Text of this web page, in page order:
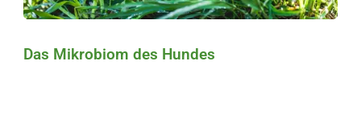
Das Mikrobiom des Hundes